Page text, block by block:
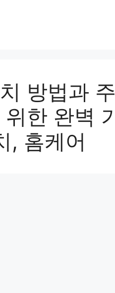
방법과
한 완벽
, 홈케어